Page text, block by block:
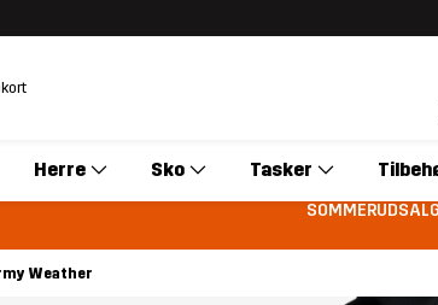
Herre Sko Tasker
Weather